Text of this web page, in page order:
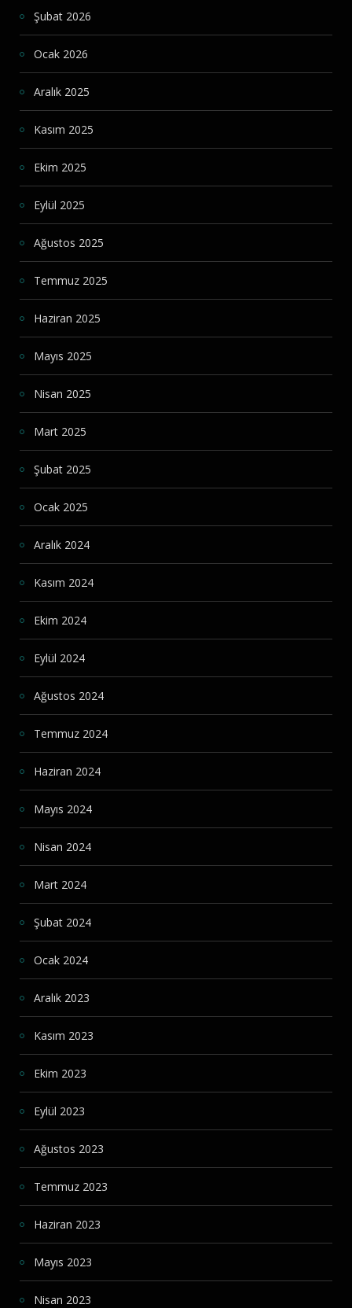
Şubat 2026
Ocak 2026
Aralık 2025
Kasım 2025
Ekim 2025
Eylül 2025
Ağustos 2025
Temmuz 2025
Haziran 2025
Mayıs 2025
Nisan 2025
Mart 2025
Şubat 2025
Ocak 2025
Aralık 2024
Kasım 2024
Ekim 2024
Eylül 2024
Ağustos 2024
Temmuz 2024
Haziran 2024
Mayıs 2024
Nisan 2024
Mart 2024
Şubat 2024
Ocak 2024
Aralık 2023
Kasım 2023
Ekim 2023
Eylül 2023
Ağustos 2023
Temmuz 2023
Haziran 2023
Mayıs 2023
Nisan 2023